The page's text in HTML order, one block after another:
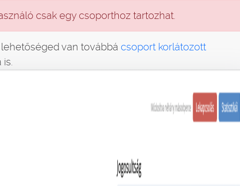
csak egy csoporthoz tartozhat.
van továbbá csoport korlátozott
is.